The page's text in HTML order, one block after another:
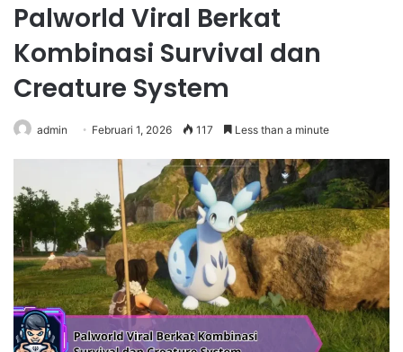
Palworld Viral Berkat
Kombinasi Survival dan
Creature System
admin Februari 1, 2026 117 Less than a minute